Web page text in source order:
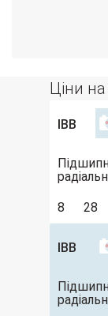
Ціни
IBB
8 28
IBB